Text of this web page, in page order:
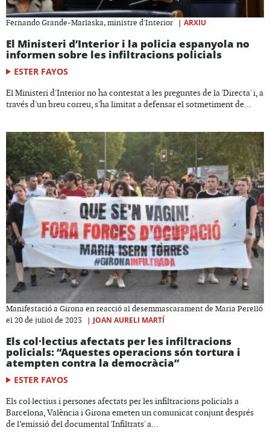
Fernando Grande-Marlaska, ministre d'Interior | ARXIU
El Ministeri d’Interior i la policia espanyola no
informen sobre les infiltracions policials
ESTER FAYOS
El Ministeri d'Interior no ha contestat a les preguntes de la 'Directa' i, a
través d'un breu correu, s'ha limitat a defensar el sotmetiment de...
Manifestació a Girona en reacció al desemmascarament de Maria Perelló
el 20 de juliol de 2023
| JOAN AURELI MARTÍ
Els col·lectius afectats per les infiltracions
policials: “Aquestes operacions són tortura i
atempten contra la democràcia”
ESTER FAYOS
Els col·lectius i persones afectats per les infiltracions policials a
Barcelona, València i Girona emeten un comunicat conjunt després
de l’emissió del documental 'Infiltrats' a...